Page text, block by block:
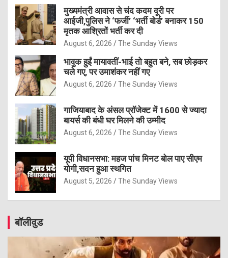
मुख्यमंत्री आवास से चंद कदम दूरी पर
आईजी,पुलिस ने ‘फर्जी’ ‘भर्ती बोर्ड’ बनाकर 150
मृतक आश्रितों भर्ती कर दी
August 6, 2026 The Sunday Views
भावुक हुईं मायावतीं-भाई तो बहुत बने, सब छोड़कर
चले गए, पर उमाशंकर नहीं गए
August 6, 2026 The Sunday Views
गाजियाबाद के अंसल प्रॉजेक्ट में 1600 से ज्यादा
बायर्स की बंधी घर मिलने की उम्मीद
August 6, 2026 The Sunday Views
यूपी विधानसभा: महज पांच मिनट बोल पाए सीएम
योगी,सदन हुआ स्थगित
August 5, 2026 The Sunday Views
बॉलीवुड